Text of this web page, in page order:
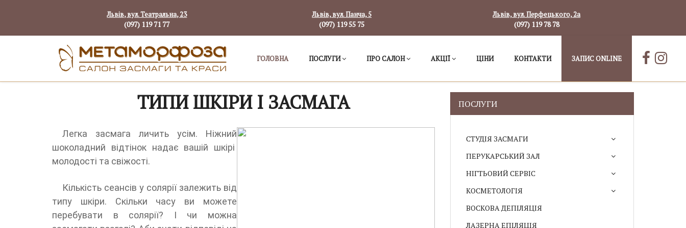
Львів, вул. Театральна, 23
(097) 119 71 77
Львів, вул. Панча, 5
(097) 119 55 75
Львів, вул. Перфецького, 2а
(097) 119 78 78
ГОЛОВНА ПОСЛУГИ ПРО САЛОН АКЦІЇ ЦІНИ КОНТАКТИ ЗАПИС ONLINE
ТИПИ ШКІРИ І ЗАСМАГА
Легка засмага личить усім. Ніжний
шоколадний відтінок надає вашій шкірі
молодості та свіжості.
Кількість сеансів у солярії залежить від
типу шкіри. Скільки часу ви можете
перебувати в солярії? І чи можна
ПОСЛУГИ
СТУДІЯ ЗАСМАГИ
ПЕРУКАРСЬКИЙ ЗАЛ
НІГТЬОВИЙ СЕРВІС
КОСМЕТОЛОГІЯ
ВОСКОВА ДЕПІЛЯЦІЯ
ЛАЗЕРНА ЕПІЛЯЦІЯ